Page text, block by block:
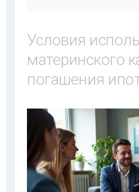
Условия
материнского
погашения